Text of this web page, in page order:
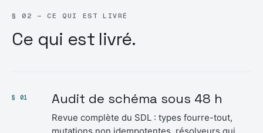
§ 02 — CE QUI EST LIVRÉ
Ce qui est livré.
§ 01 Audit de schéma sous 48 h
Revue complète du SDL : types fourre-tout,